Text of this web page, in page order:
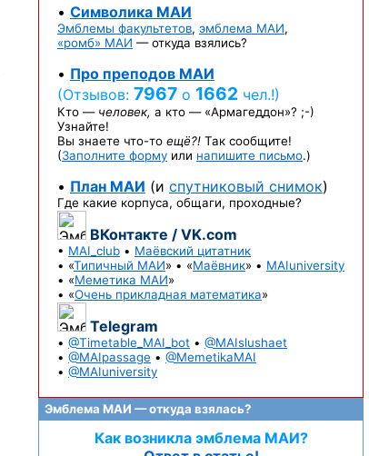
• Символика МАИ
Эмблемы факультетов, эмблема МАИ,
«ромб» МАИ — откуда взялись?
• Про преподов МАИ
(Отзывов: 7967 о 1662 чел.!)
Кто — человек, а кто — «Армагеддон»? ;-)
Узнайте!
Вы знаете что-то ещё?! Так сообщите!
(Заполните форму или напишите письмо.)
• План МАИ (и спутниковый снимок)
Где какие корпуса, общаги, проходные?
ВКонтакте / VK.com
• MAI_club • Маёвский цитатник
• «Типичный МАИ» • «Маёвник» • MAIuniversity
• «Меметика МАИ»
• «Очень прикладная математика»
Telegram
• @Timetable_MAI_bot • @MAIslushaet
• @MAIpassage • @MemetikaMAI
• @MAIuniversity
Эмблема МАИ — откуда взялась?
Как возникла эмблема МАИ?